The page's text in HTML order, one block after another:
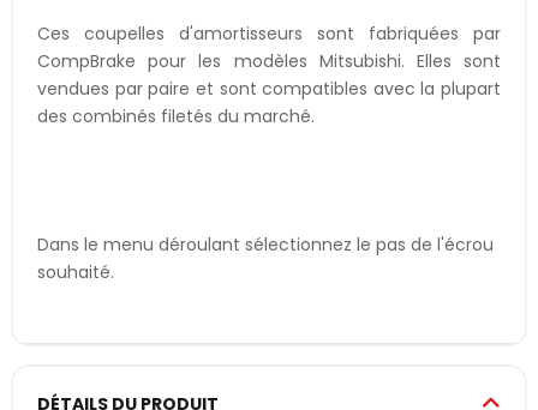
Ces coupelles d'amortisseurs sont fabriquées par
CompBrake pour les modèles Mitsubishi. Elles sont
vendues par paire et sont compatibles avec la plupart
des combinés filetés du marché.
Dans le menu déroulant sélectionnez le pas de l'écrou
souhaité.
DÉTAILS DU PRODUIT